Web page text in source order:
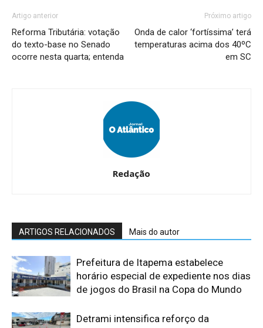
Artigo anterior
Reforma Tributária: votação
do texto-base no Senado
ocorre nesta quarta; entenda
Próximo artigo
Onda de calor ‘fortíssima’ terá
temperaturas acima dos 40ºC
em SC
Redação
ARTIGOS RELACIONADOS Mais do autor
Prefeitura de Itapema estabelece
horário especial de expediente nos dias
de jogos do Brasil na Copa do Mundo
Detrami intensifica reforço da